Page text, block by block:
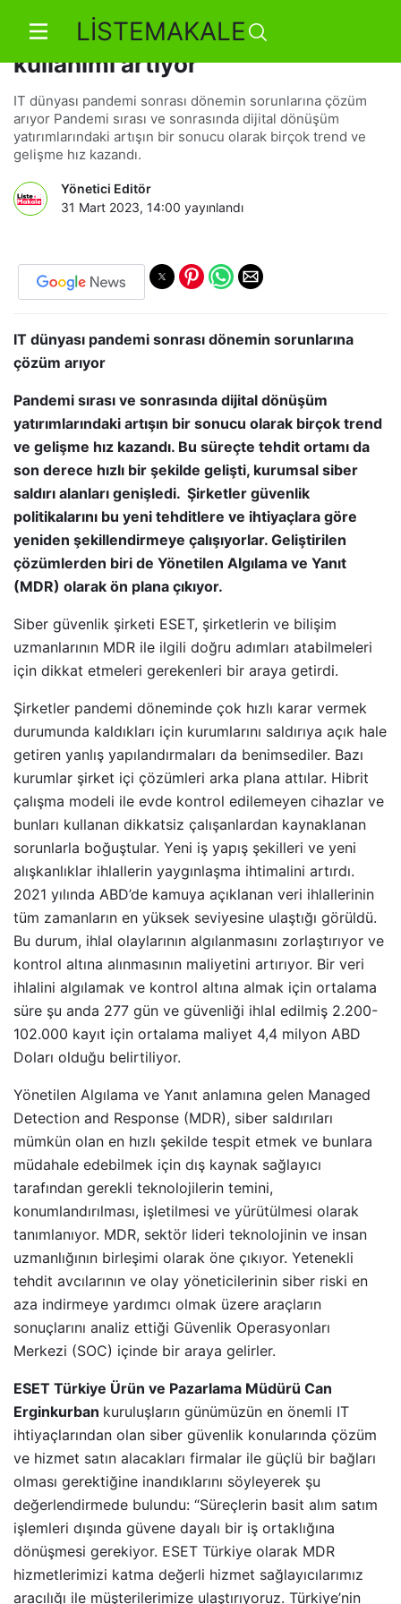
LİSTEMAKALE
Siber güvenlikte dış kaynak
kullanımı artıyor
IT dünyası pandemi sonrası dönemin sorunlarına çözüm
arıyor Pandemi sırası ve sonrasında dijital dönüşüm
yatırımlarındaki artışın bir sonucu olarak birçok trend ve
gelişme hız kazandı.
Yönetici Editör
31 Mart 2023, 14:00 yayınlandı
IT dünyası pandemi sonrası dönemin sorunlarına
çözüm arıyor
Pandemi sırası ve sonrasında dijital dönüşüm
yatırımlarındaki artışın bir sonucu olarak birçok trend
ve gelişme hız kazandı. Bu süreçte tehdit ortamı da
son derece hızlı bir şekilde gelişti, kurumsal siber
saldırı alanları genişledi. Şirketler güvenlik
politikalarını bu yeni tehditlere ve ihtiyaçlara göre
yeniden şekillendirmeye çalışıyorlar. Geliştirilen
çözümlerden biri de Yönetilen Algılama ve Yanıt
(MDR) olarak ön plana çıkıyor.
Siber güvenlik şirketi ESET, şirketlerin ve bilişim
uzmanlarının MDR ile ilgili doğru adımları atabilmeleri
için dikkat etmeleri gerekenleri bir araya getirdi.
Şirketler pandemi döneminde çok hızlı karar vermek
durumunda kaldıkları için kurumlarını saldırıya açık hale
getiren yanlış yapılandırmaları da benimsediler. Bazı
kurumlar şirket içi çözümleri arka plana attılar. Hibrit
çalışma modeli ile evde kontrol edilemeyen cihazlar ve
bunları kullanan dikkatsiz çalışanlardan kaynaklanan
sorunlarla boğuştular. Yeni iş yapış şekilleri ve yeni
alışkanlıklar ihlallerin yaygınlaşma ihtimalini artırdı.
2021 yılında ABD’de kamuya açıklanan veri ihlallerinin
tüm zamanların en yüksek seviyesine ulaştığı görüldü.
Bu durum, ihlal olaylarının algılanmasını zorlaştırıyor ve
kontrol altına alınmasının maliyetini artırıyor. Bir veri
ihlalini algılamak ve kontrol altına almak için ortalama
süre şu anda 277 gün ve güvenliği ihlal edilmiş 2.200-
102.000 kayıt için ortalama maliyet 4,4 milyon ABD
Doları olduğu belirtiliyor.
Yönetilen Algılama ve Yanıt anlamına gelen Managed
Detection and Response (MDR), siber saldırıları
mümkün olan en hızlı şekilde tespit etmek ve bunlara
müdahale edebilmek için dış kaynak sağlayıcı
tarafından gerekli teknolojilerin temini,
konumlandırılması, işletilmesi ve yürütülmesi olarak
tanımlanıyor. MDR, sektör lideri teknolojinin ve insan
uzmanlığının birleşimi olarak öne çıkıyor. Yetenekli
tehdit avcılarının ve olay yöneticilerinin siber riski en
aza indirmeye yardımcı olmak üzere araçların
sonuçlarını analiz ettiği Güvenlik Operasyonları
Merkezi (SOC) içinde bir araya gelirler.
ESET Türkiye Ürün ve Pazarlama Müdürü Can
Erginkurban kuruluşların günümüzün en önemli IT
ihtiyaçlarından olan siber güvenlik konularında çözüm
ve hizmet satın alacakları firmalar ile güçlü bir bağları
olması gerektiğine inandıklarını söyleyerek şu
değerlendirmede bulundu: “Süreçlerin basit alım satım
işlemleri dışında güvene dayalı bir iş ortaklığına
dönüşmesi gerekiyor. ESET Türkiye olarak MDR
hizmetlerimizi katma değerli hizmet sağlayıcılarımız
aracılığı ile müşterilerimize ulaştırıyoruz. Türkiye’nin